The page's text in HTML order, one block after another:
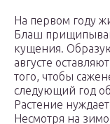
На первом году
Блаш
кущения.
августе
того, чтобы
следующий год
Растение
Несмотря на